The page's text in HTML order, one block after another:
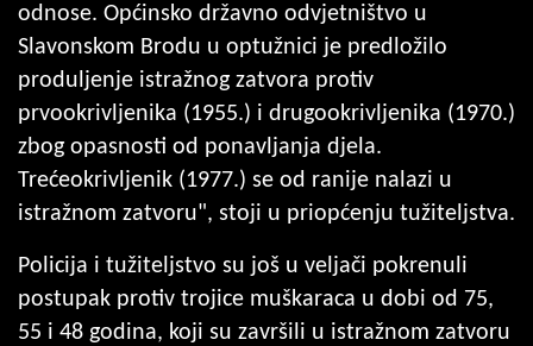
odnose. Općinsko državno odvjetništvo u
Slavonskom Brodu u optužnici je predložilo
produljenje istražnog zatvora protiv
prvookrivljenika (1955.) i drugookrivljenika (1970.)
zbog opasnosti od ponavljanja djela.
Trećeokrivljenik (1977.) se od ranije nalazi u
istražnom zatvoru", stoji u priopćenju tužiteljstva.
Policija i tužiteljstvo su još u veljači pokrenuli
postupak protiv trojice muškaraca u dobi od 75,
55 i 48 godina, koji su završili u istražnom zatvoru